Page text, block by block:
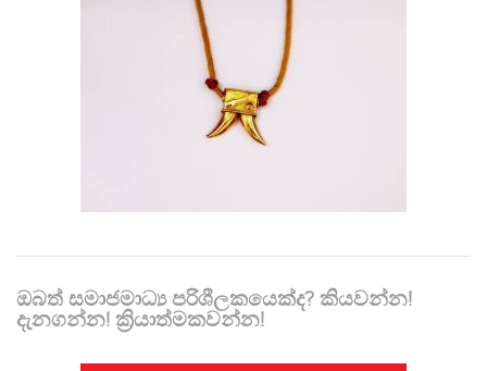
ඔබත් සමාජමාධ්‍ය පරිශීලකයෙක්ද? කියවන්න!
දැනගන්න! ක්‍රියාත්මකවන්න!